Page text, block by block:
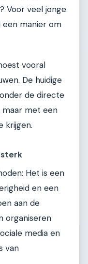
Voor veel jonge
een manier om
vooral
De huidige
de directe
maar met een
krijgen.
sterk
Het is een
en een
aan de
organiseren
media en
van